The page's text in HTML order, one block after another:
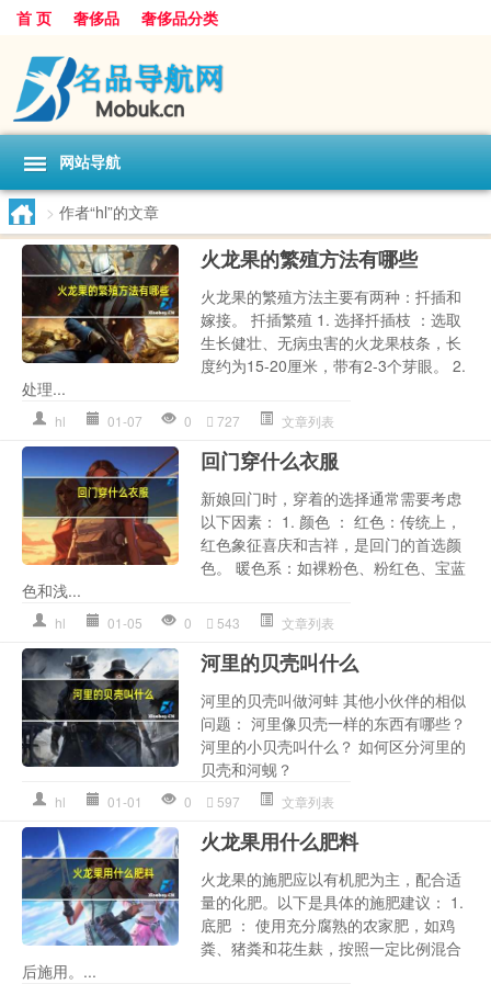
首 页 奢侈品 奢侈品分类
网站导航
> 作者“hl”的文章
火龙果的繁殖方法有哪些
火龙果的繁殖方法主要有两种：扦插和
嫁接。 扦插繁殖 1. 选择扦插枝 ：选取
生长健壮、无病虫害的火龙果枝条，长
度约为15-20厘米，带有2-3个芽眼。 2.
处理...
hl 01-07 0 727 文章列表
回门穿什么衣服
新娘回门时，穿着的选择通常需要考虑
以下因素： 1. 颜色 ： 红色：传统上，
红色象征喜庆和吉祥，是回门的首选颜
色。 暖色系：如裸粉色、粉红色、宝蓝
色和浅...
hl 01-05 0 543 文章列表
河里的贝壳叫什么
河里的贝壳叫做河蚌 其他小伙伴的相似
问题： 河里像贝壳一样的东西有哪些？
河里的小贝壳叫什么？ 如何区分河里的
贝壳和河蚬？
hl 01-01 0 597 文章列表
火龙果用什么肥料
火龙果的施肥应以有机肥为主，配合适
量的化肥。以下是具体的施肥建议： 1.
底肥 ： 使用充分腐熟的农家肥，如鸡
粪、猪粪和花生麸，按照一定比例混合
后施用。...